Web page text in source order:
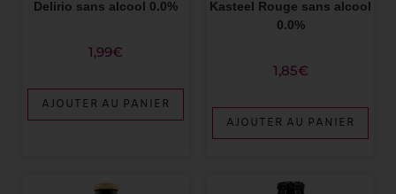
Delirio sans alcool 0.0%
1,99€
AJOUTER AU PANIER
Kasteel Rouge sans alcool
0.0%
1,85€
AJOUTER AU PANIER